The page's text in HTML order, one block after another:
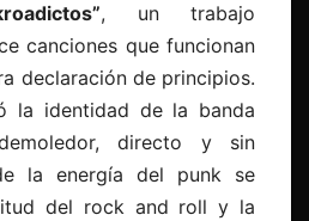
, un trabajo
canciones que funcionan
declaración de principios.
la identidad de la banda
directo y sin
la energía del punk se
del rock and roll y la